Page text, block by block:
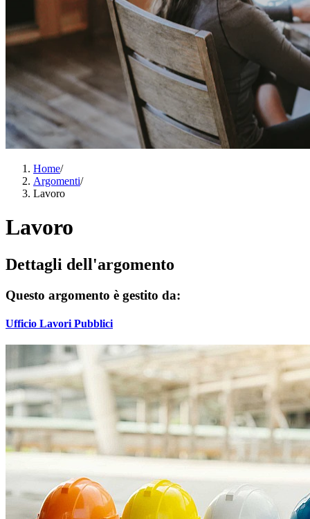
Home/
Argomenti/
Lavoro
Lavoro
Dettagli dell'argomento
Questo argomento è gestito da:
Ufficio Lavori Pubblici